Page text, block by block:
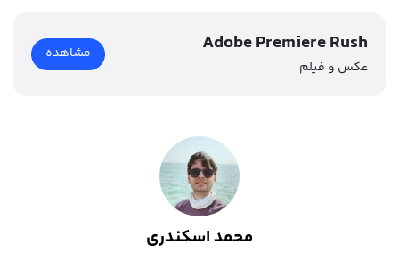
Adobe Premiere Rush
عکس و فیلم
مشاهده
محمد اسکندری